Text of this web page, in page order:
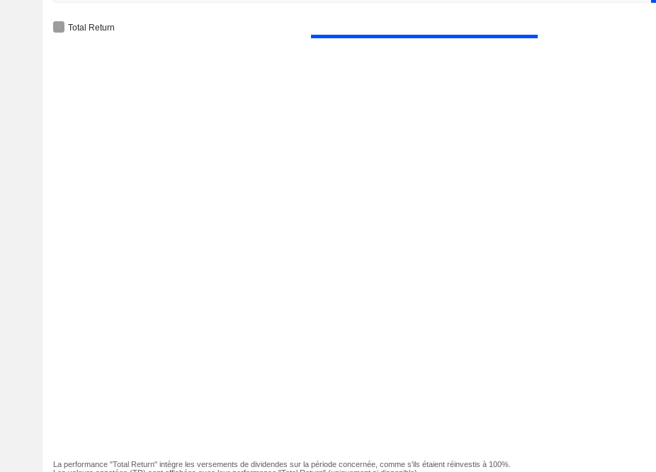
Total Return
La performance "Total Return" intègre les versements de dividendes sur la période concernée, comme s'ils étaient réinvestis à 100%.